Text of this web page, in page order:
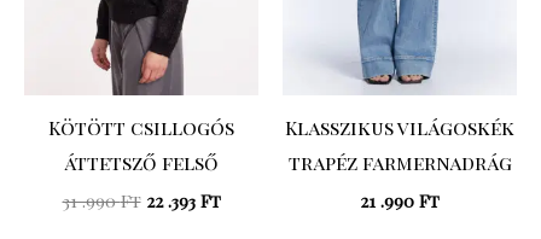
Kötött csillogós
áttetsző felső
31 .990Ft 22 .393 Ft
Klasszikus világoskék
trapéz farmernadrág
21 .990 Ft